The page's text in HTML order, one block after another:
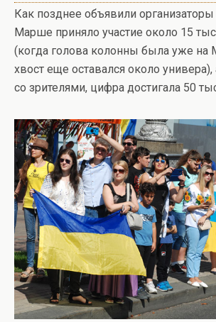
Как позднее объявили организаторы
Марше приняло участие около 15
(когда голова колонны была уже на
хвост еще оставался около универа),
со зрителями, цифра достигала 50